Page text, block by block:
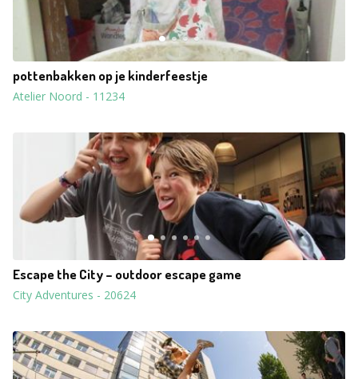
pottenbakken op je kinderfeestje
Atelier Noord - 11234
Escape the City – outdoor escape game
City Adventures - 20624